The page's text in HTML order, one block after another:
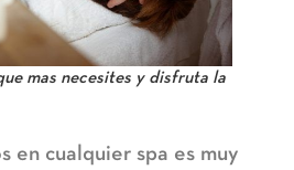
mas necesites y disfruta la
en cualquier spa es muy